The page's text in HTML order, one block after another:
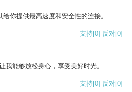
你提供最高速度和安全性的连接。
支持[0] 反对[0]
我能够放松身心，享受美好时光。
支持[0] 反对[0]